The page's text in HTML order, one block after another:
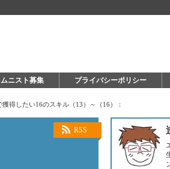
ムニスト募集 プライバシーポリシー
得したい16のスキル（13）～（16）：
RSS